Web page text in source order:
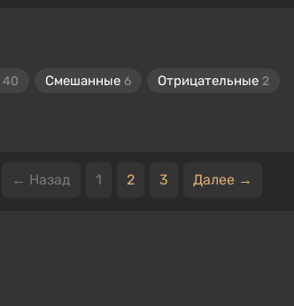
40 Смешанные 6 Отрицательные 2
← Назад 1 2 3 Далее →